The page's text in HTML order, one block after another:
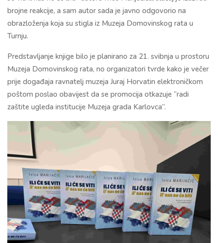
brojne reakcije, a sam autor sada je javno odgovorio na
obrazloženja koja su stigla iz Muzeja Domovinskog rata u
Turnju.
Predstavljanje knjige bilo je planirano za 21. svibnja u prostoru
Muzeja Domovinskog rata, no organizatori tvrde kako je večer
prije događaja ravnatelj muzeja Juraj Horvatin elektroničkom
poštom poslao obavijest da se promocija otkazuje “radi
zaštite ugleda institucije Muzeja grada Karlovca”.